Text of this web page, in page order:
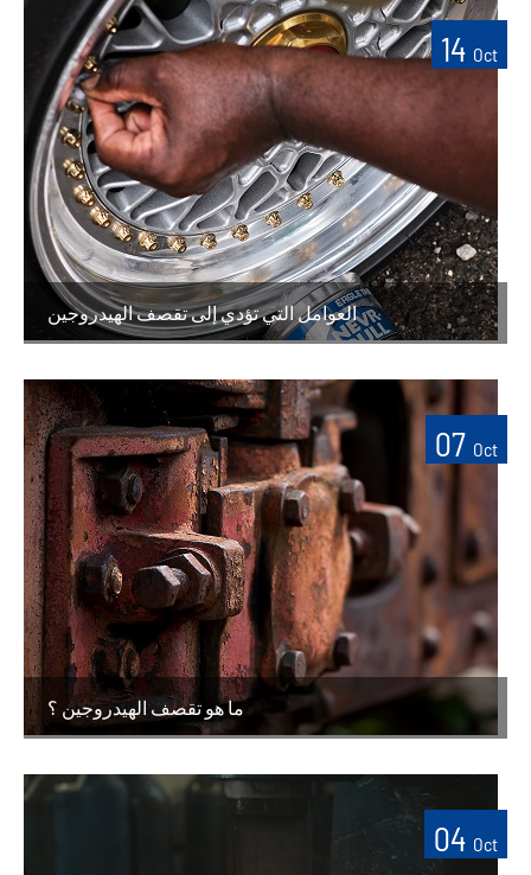
14 Oct
العوامل التي تؤدي إلى تقصف الهيدروجين
07 Oct
ما هو تقصف الهيدروجين ؟
04 Oct